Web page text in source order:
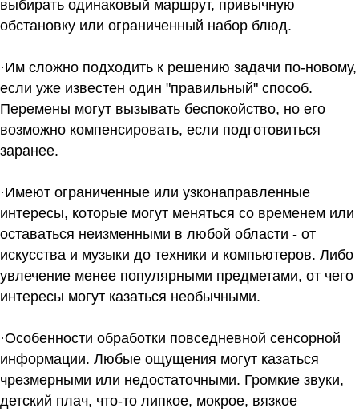
выбирать одинаковый маршрут, привычную
обстановку или ограниченный набор блюд.
·Им сложно подходить к решению задачи по-новому,
если уже известен один "правильный" способ.
Перемены могут вызывать беспокойство, но его
возможно компенсировать, если подготовиться
заранее.
·Имеют ограниченные или узконаправленные
интересы, которые могут меняться со временем или
оставаться неизменными в любой области - от
искусства и музыки до техники и компьютеров. Либо
увлечение менее популярными предметами, от чего
интересы могут казаться необычными.
·Особенности обработки повседневной сенсорной
информации. Любые ощущения могут казаться
чрезмерными или недостаточными. Громкие звуки,
детский плач, что-то липкое, мокрое, вязкое